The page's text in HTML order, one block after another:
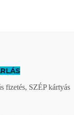
fizetés, SZÉP kártyás